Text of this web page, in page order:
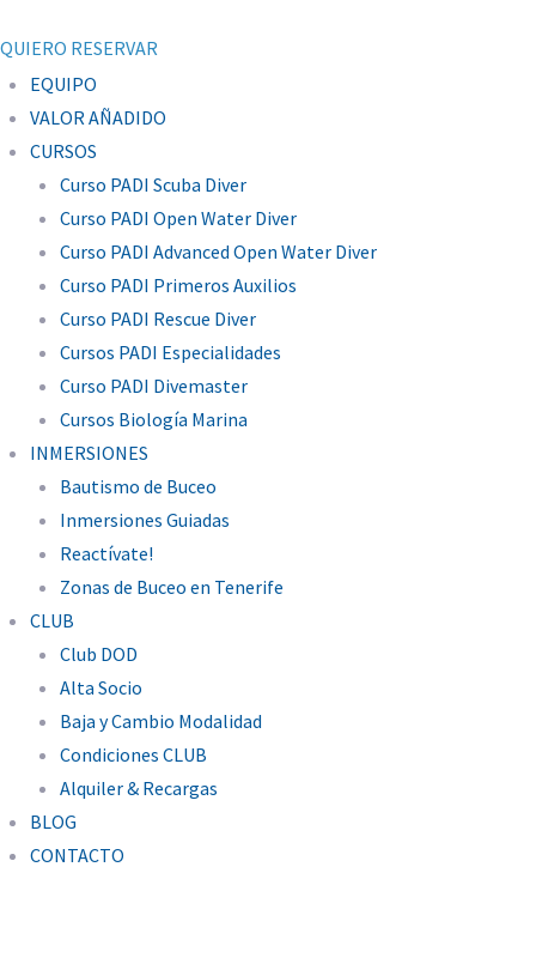
QUIERO RESERVAR
EQUIPO
VALOR AÑADIDO
CURSOS
Curso PADI Scuba Diver
Curso PADI Open Water Diver
Curso PADI Advanced Open Water Diver
Curso PADI Primeros Auxilios
Curso PADI Rescue Diver
Cursos PADI Especialidades
Curso PADI Divemaster
Cursos Biología Marina
INMERSIONES
Bautismo de Buceo
Inmersiones Guiadas
Reactívate!
Zonas de Buceo en Tenerife
CLUB
Club DOD
Alta Socio
Baja y Cambio Modalidad
Condiciones CLUB
Alquiler & Recargas
BLOG
CONTACTO